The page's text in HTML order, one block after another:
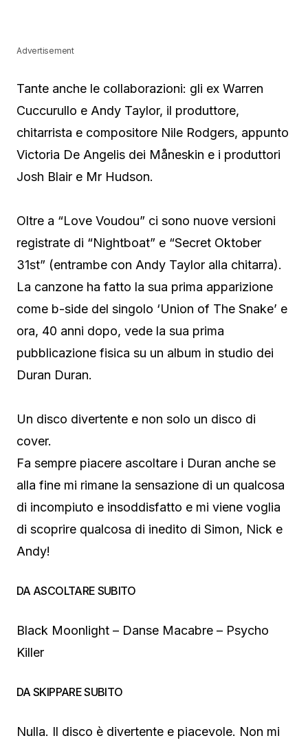
Advertisement
Tante anche le collaborazioni: gli ex Warren
Cuccurullo e Andy Taylor, il produttore,
chitarrista e compositore Nile Rodgers, appunto
Victoria De Angelis dei Måneskin e i produttori
Josh Blair e Mr Hudson.
Oltre a “Love Voudou” ci sono nuove versioni
registrate di “Nightboat” e “Secret Oktober
31st” (entrambe con Andy Taylor alla chitarra).
La canzone ha fatto la sua prima apparizione
come b-side del singolo ‘Union of The Snake’ e
ora, 40 anni dopo, vede la sua prima
pubblicazione fisica su un album in studio dei
Duran Duran.
Un disco divertente e non solo un disco di
cover.
Fa sempre piacere ascoltare i Duran anche se
alla fine mi rimane la sensazione di un qualcosa
di incompiuto e insoddisfatto e mi viene voglia
di scoprire qualcosa di inedito di Simon, Nick e
Andy!
DA ASCOLTARE SUBITO
Black Moonlight – Danse Macabre – Psycho
Killer
DA SKIPPARE SUBITO
Nulla. Il disco è divertente e piacevole. Non mi